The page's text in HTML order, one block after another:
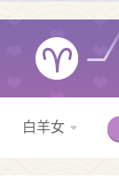
白羊女